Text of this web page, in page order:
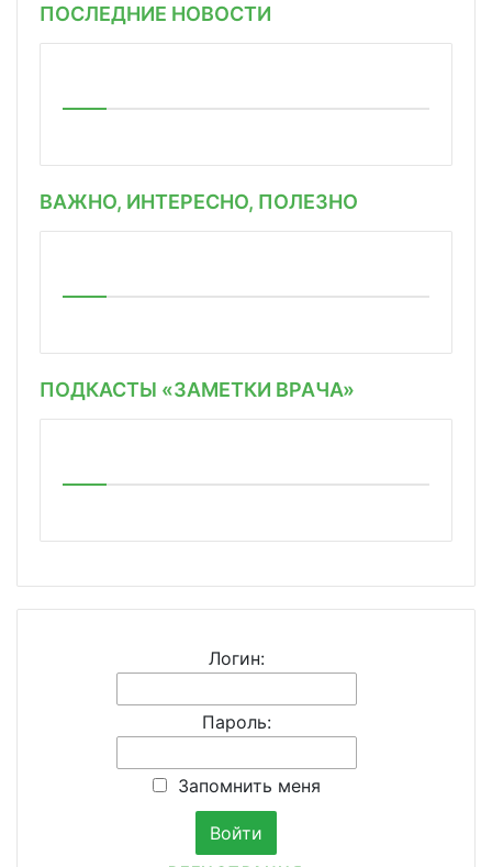
ПОСЛЕДНИЕ НОВОСТИ
ВАЖНО, ИНТЕРЕСНО, ПОЛЕЗНО
ПОДКАСТЫ «ЗАМЕТКИ ВРАЧА»
Логин:
Пароль:
Запомнить меня